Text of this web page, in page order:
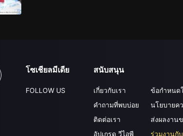
โซเชียลมีเดีย
FOLLOW US
สนับสนุน
เกี่ยวกับเรา
คำถามที่พบบ่อย
ติดต่อเรา
อัปเกรด วีไอพี
ข้อกำหนด
นโยบายค
ส่งผลงาน
ร่วมงานกับ